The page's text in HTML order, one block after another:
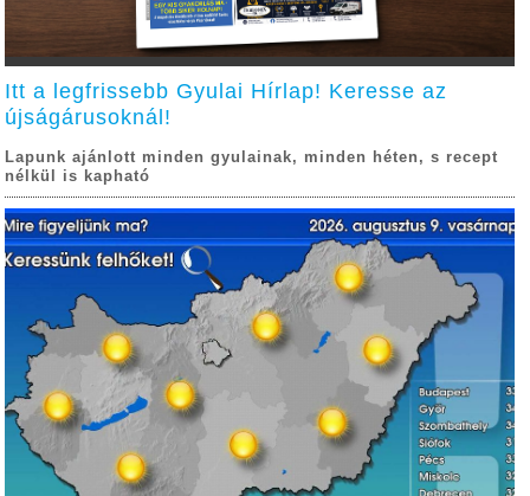
Itt a legfrissebb Gyulai Hírlap! Keresse az
újságárusoknál!
Lapunk ajánlott minden gyulainak, minden héten, s recept
nélkül is kapható